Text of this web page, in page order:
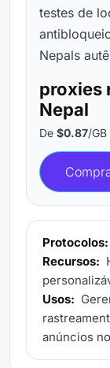
testes de
Nepals
proxies
Nepal
De $0.87/GB
Protocolos:
Recursos:
Usos:
anúncios